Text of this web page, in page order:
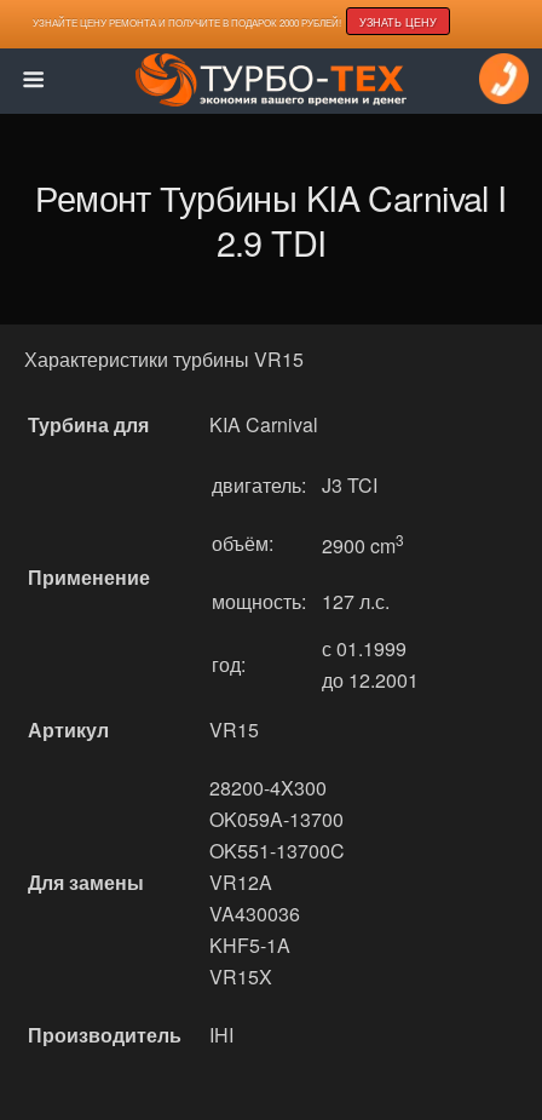
УЗНАЙТЕ ЦЕНУ РЕМОНТА И ПОЛУЧИТЕ В ПОДАРОК 2000 РУБЛЕЙ! УЗНАТЬ ЦЕНУ
Ремонт Турбины KIA Carnival I
2.9 TDI
Характеристики турбины VR15
Турбина для KIA Carnival
Применение
двигатель: J3 TCI
объём: 2900 cm3
мощность: 127 л.с.
год:
с 01.1999
до 12.2001
Артикул
VR15
Для замены
28200-4X300
OK059A-13700
OK551-13700C
VR12A
VA430036
KHF5-1A
VR15X
Производитель IHI